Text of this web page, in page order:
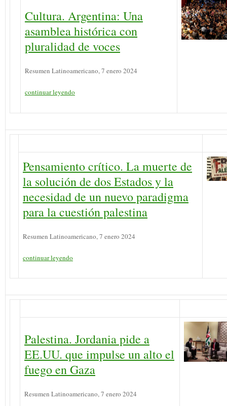
Cultura. Argentina: Una
asamblea histórica con
pluralidad de voces
Resumen Latinoamericano, 7 enero 2024
continuar leyendo
Pensamiento crítico. La muerte de
la solución de dos Estados y la
necesidad de un nuevo paradigma
para la cuestión palestina
Resumen Latinoamericano, 7 enero 2024
continuar leyendo
Palestina. Jordania pide a
EE.UU. que impulse un alto el
fuego en Gaza
Resumen Latinoamericano, 7 enero 2024